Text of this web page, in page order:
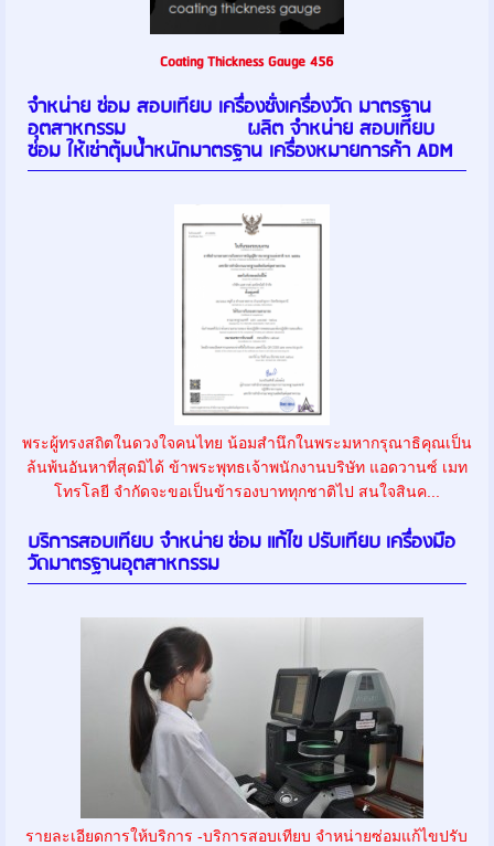
Coating Thickness Gauge 456
จำหน่าย ซ่อม สอบเทียบ เครื่องชั่งเครื่องวัด มาตรฐาน
อุตสาหกรรม ผลิต จำหน่าย สอบเทียบ
ซ่อม ให้เช่าตุ้มน้ำหนักมาตรฐาน เครื่องหมายการค้า ADM
พระผู้ทรงสถิตในดวงใจคนไทย น้อมสำนึกในพระมหากรุณาธิคุณเป็น
ล้นพ้นอันหาที่สุดมิได้ ข้าพระพุทธเจ้าพนักงานบริษัท แอดวานซ์ เมท
โทรโลยี จำกัดจะขอเป็นข้ารองบาททุกชาติไป สนใจสินค...
บริการสอบเทียบ จำหน่าย ซ่อม แก้ไข ปรับเทียบ เครื่องมือ
วัดมาตรฐานอุตสาหกรรม
รายละเอียดการให้บริการ -บริการสอบเทียบ จำหน่ายซ่อมแก้ไขปรับ